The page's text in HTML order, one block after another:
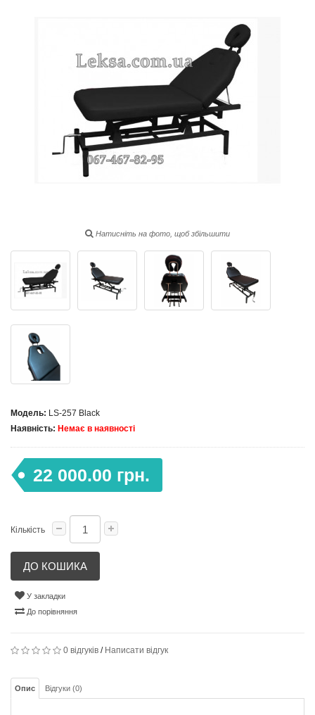
Натисніть на фото, щоб збільшити
Модель: LS-257 Black
Наявність: Немає в наявності
22 000.00 грн.
Кількість
ДО КОШИКА
У закладки
До порівняння
0 відгуків / Написати відгук
Опис Відгуки (0)